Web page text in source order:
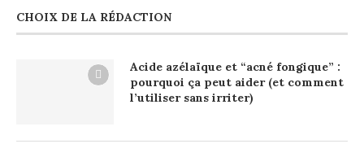
CHOIX DE LA RÉDACTION
Acide azélaïque et “acné fongique” :
pourquoi ça peut aider (et comment
l’utiliser sans irriter)